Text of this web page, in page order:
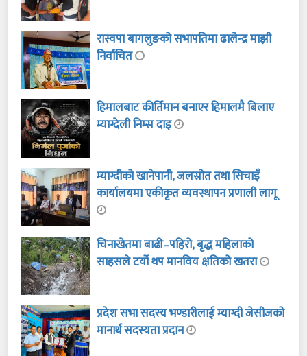
रास्वपा बागलुङको सभापतिमा ढालेन्द्र माझी
निर्वाचित
हिमालबाट कीर्तिमान बनाएर हिमालमै बिलाए
म्याग्देली निम्स दाइ
म्याग्दीको खानेपानी, जलस्रोत तथा सिचाइँ
कार्यालयमा एकीकृत व्यवस्थापन प्रणाली लागू
चिनाखेतमा बाढी–पहिरो, बृद्ध महिलाको
साहसले टर्यो थप मानविय क्षतिको खतरा
प्रदेश सभा सदस्य भण्डारीलाई म्याग्दी जेसीजको
मानार्थ सदस्यता प्रदान